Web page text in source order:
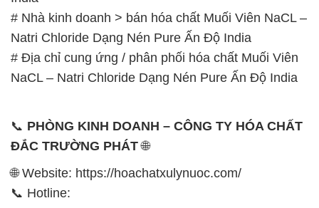
# Nhà kinh doanh > bán hóa chất Muối Viên NaCL –
Natri Chloride Dạng Nén Pure Ấn Độ India
# Địa chỉ cung ứng / phân phối hóa chất Muối Viên
NaCL – Natri Chloride Dạng Nén Pure Ấn Độ India
📞 PHÒNG KINH DOANH – CÔNG TY HÓA CHẤT
ĐẮC TRƯỜNG PHÁT🌐
🌐 Website: https://hoachatxulynuoc.com/
📞 Hotline: